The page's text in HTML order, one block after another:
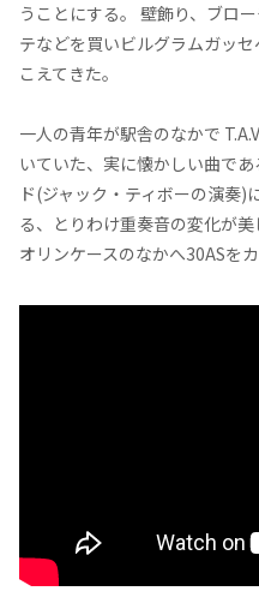
うことにする。 壁飾り、ブロ
テなどを買いビルグラムガッ
こえてきた。
一人の青年が駅舎のなかで
いていた、実に懐かしい曲で
ド(ジャック・ティボーの演奏)
る、とりわけ重奏音の変化が
オリンケースのなかへ30ASを